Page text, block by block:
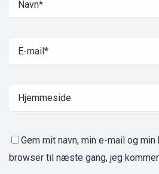
Gem mit navn, min e-mail og
browser til næste gang, jeg